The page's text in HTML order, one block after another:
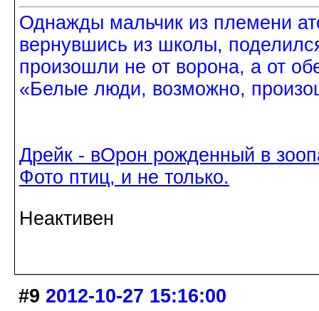
Однажды мальчик из племени
вернувшись из школы,
произошли не от ворона, а от
«Белые люди, возможно,
Дрейк - вОрон рожденный в
Фото птиц, и не только.
Неактивен
#9 2012-10-27 15:16:00